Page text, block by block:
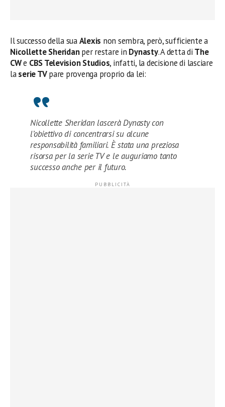
Il successo della suaAlexis non sembra, però, sufficiente a
Nicollette Sheridanper restare in Dynasty. A detta di The
CWe CBS Television Studios, infatti, la decisione di lasciare
laserie TVpare provenga proprio da lei:
Nicollette Sheridan lascerà Dynasty con
l’obiettivo di concentrarsi su alcune
responsabilità familiari. È stata una preziosa
risorsa per la serie TV e le auguriamo tanto
successo anche per il futuro.